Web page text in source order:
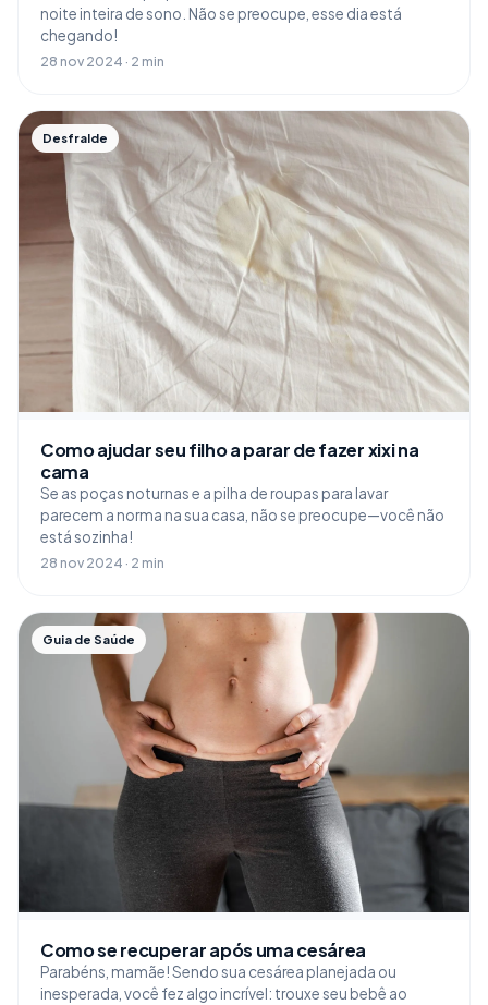
noite inteira de sono. Não se preocupe, esse dia está
chegando!
28 nov 2024 · 2 min
Desfralde
Como ajudar seu filho a parar de fazer xixi na
cama
Se as poças noturnas e a pilha de roupas para lavar
parecem a norma na sua casa, não se preocupe—você não
está sozinha!
28 nov 2024 · 2 min
Guia de Saúde
Como se recuperar após uma cesárea
Parabéns, mamãe! Sendo sua cesárea planejada ou
inesperada, você fez algo incrível: trouxe seu bebê ao